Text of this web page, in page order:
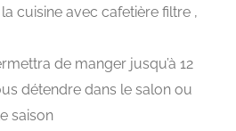
cuisine avec cafetière filtre ,
de manger jusqu’à 12
détendre dans le salon ou
saison